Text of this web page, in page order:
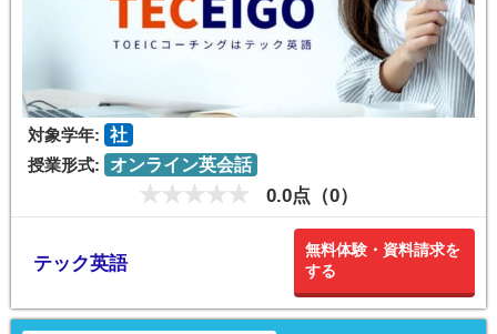
対象学年: 社
授業形式:
オンライン英会話
0.0点（0）
テック英語
無料体験・資料請求を
する